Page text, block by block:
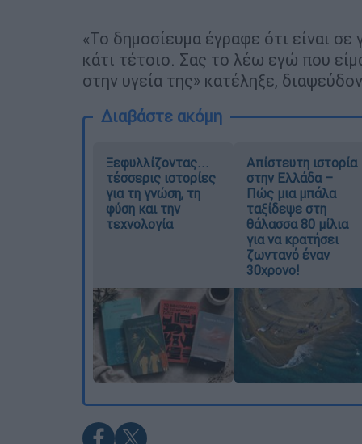
«Το δημοσίευμα έγραφε ότι είναι σε
κάτι τέτοιο. Σας το λέω εγώ που
στην υγεία της» κατέληξε,
Διαβάστε ακόμη
Ξεφυλλίζοντας...
τέσσερις ιστορίες
για τη γνώση, τη
φύση και την
τεχνολογία
Απίστευτη ιστορία
στην Ελλάδα –
Πώς μια μπάλα
ταξίδεψε στη
θάλασσα 80 μίλια
για να κρατήσει
ζωντανό έναν
30χρονο!